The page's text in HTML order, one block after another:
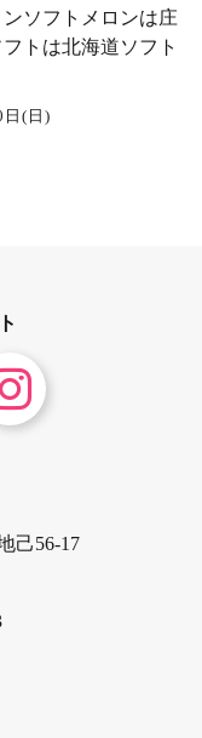
ソフト️メロンは庄
トは北海道ソフト
日(日)
己56-17